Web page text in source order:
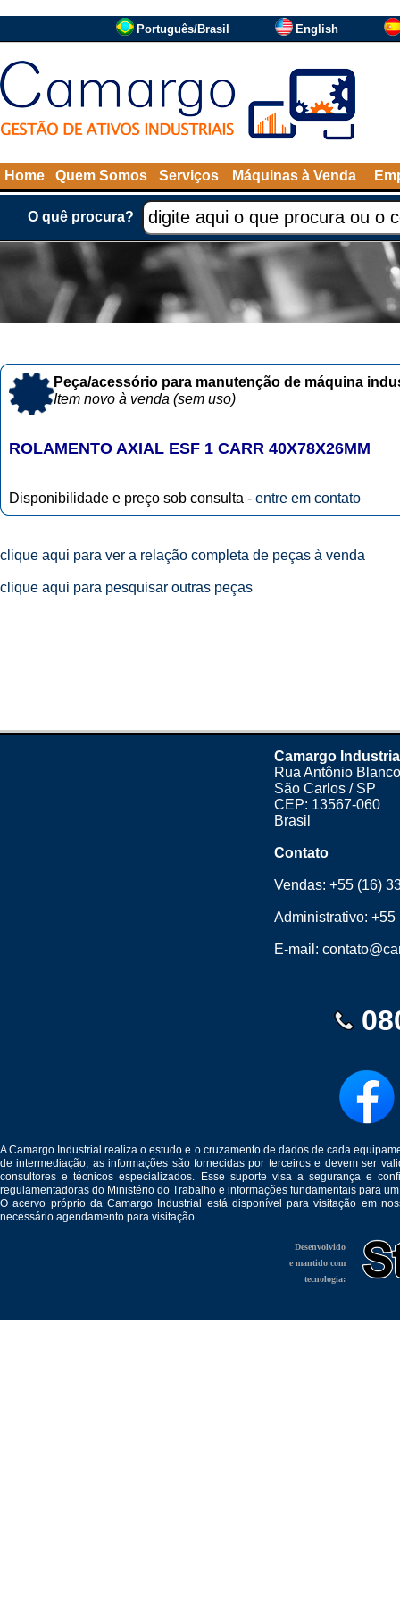
Português/Brasil English
Home Quem Somos Serviços Máquinas à Venda
O quê procura?
Peça/acessório para manutenção de máquina
Item novo à venda (sem uso)
ROLAMENTO AXIAL ESF 1 CARR 40X78X26MM
Disponibilidade e preço sob consulta - entre em contato
clique aqui para ver a relação completa de peças à venda
clique aqui para pesquisar outras peças
Camargo
Rua Antônio
São Carlos / SP
CEP: 13567-060
Brasil
Contato
Vendas:+55 (16)
Administrativo:+55
E-mail:
A Camargo Industrial realiza o estudo e o cruzamento de dados de cada
de intermediação, as informações são fornecidas por terceiros e devem ser
consultores e técnicos especializados. Esse suporte visa a segurança e
regulamentadoras do Ministério do Trabalho e informações fundamentais para
O acervo próprio da Camargo Industrial está disponível para visitação em
necessário agendamento para visitação.
Desenvolvido
e mantido com
tecnologia: